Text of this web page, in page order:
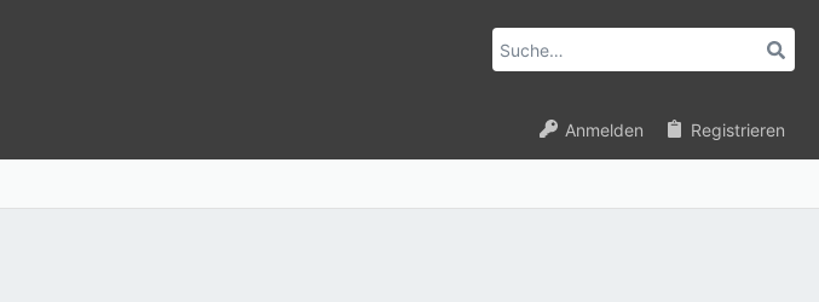
Anmelden Registrieren